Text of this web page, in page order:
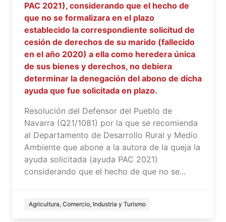
PAC 2021), considerando que el hecho de
que no se formalizara en el plazo
establecido la correspondiente solicitud de
cesión de derechos de su marido (fallecido
en el año 2020) a ella como heredera única
de sus bienes y derechos, no debiera
determinar la denegación del abono de dicha
ayuda que fue solicitada en plazo.
Resolución del Defensor del Pueblo de
Navarra (Q21/1081) por la que se recomienda
al Departamento de Desarrollo Rural y Medio
Ambiente que abone a la autora de la queja la
ayuda solicitada (ayuda PAC 2021)
considerando que el hecho de que no se...
Agricultura, Comercio, Industria y Turismo